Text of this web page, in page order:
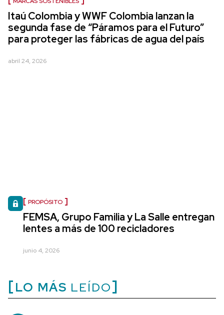
Itaú Colombia y WWF Colombia lanzan la
segunda fase de “Páramos para el Futuro”
para proteger las fábricas de agua del país
abril 24, 2026
PROPÓSITO
FEMSA, Grupo Familia y La Salle entregan
lentes a más de 100 recicladores
junio 4, 2026
LO MÁS LEÍDO